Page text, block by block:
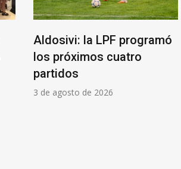
Aldosivi: la LPF programó
los próximos cuatro
partidos
3 de agosto de 2026